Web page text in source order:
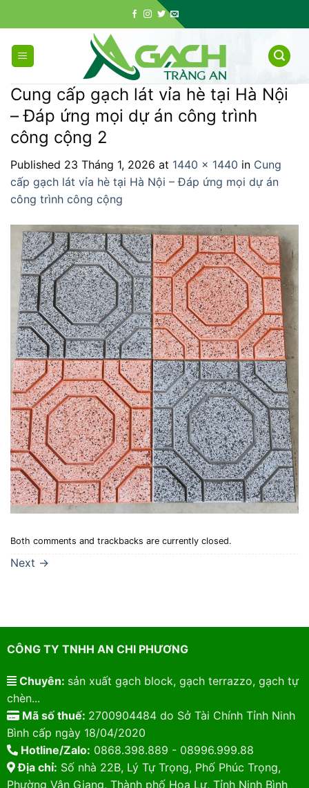
to
content
Cung cấp gạch lát vỉa hè tại Hà Nội
– Đáp ứng mọi dự án công trình
công cộng 2
Published 23 Tháng 1, 2026 at 1440 × 1440 in Cung
cấp gạch lát vỉa hè tại Hà Nội – Đáp ứng mọi dự án
công trình công cộng
Both comments and trackbacks are currently closed.
Next →
CÔNG TY TNHH AN CHI PHƯƠNG
Chuyên: sản xuất gạch block, gạch terrazzo, gạch tự
chèn...
Mã số thuế: 2700904484 do Sở Tài Chính Tỉnh Ninh
Bình cấp ngày 18/04/2020
Hotline/Zalo: 0868.398.889 - 08996.999.88
Địa chỉ: Số nhà 22B, Lý Tự Trọng, Phố Phúc Trọng,
Phường Vân Giang, Thành phố Hoa Lư, Tỉnh Ninh Bình